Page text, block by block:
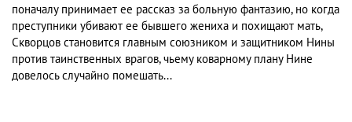
поначалу принимает ее рассказ за больную фантазию, но когда
преступники убивают ее бывшего жениха и похищают мать,
Скворцов становится главным союзником и защитником Нины
против таинственных врагов, чьему коварному плану Нине
довелось случайно помешать...